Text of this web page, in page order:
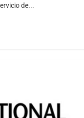
de...